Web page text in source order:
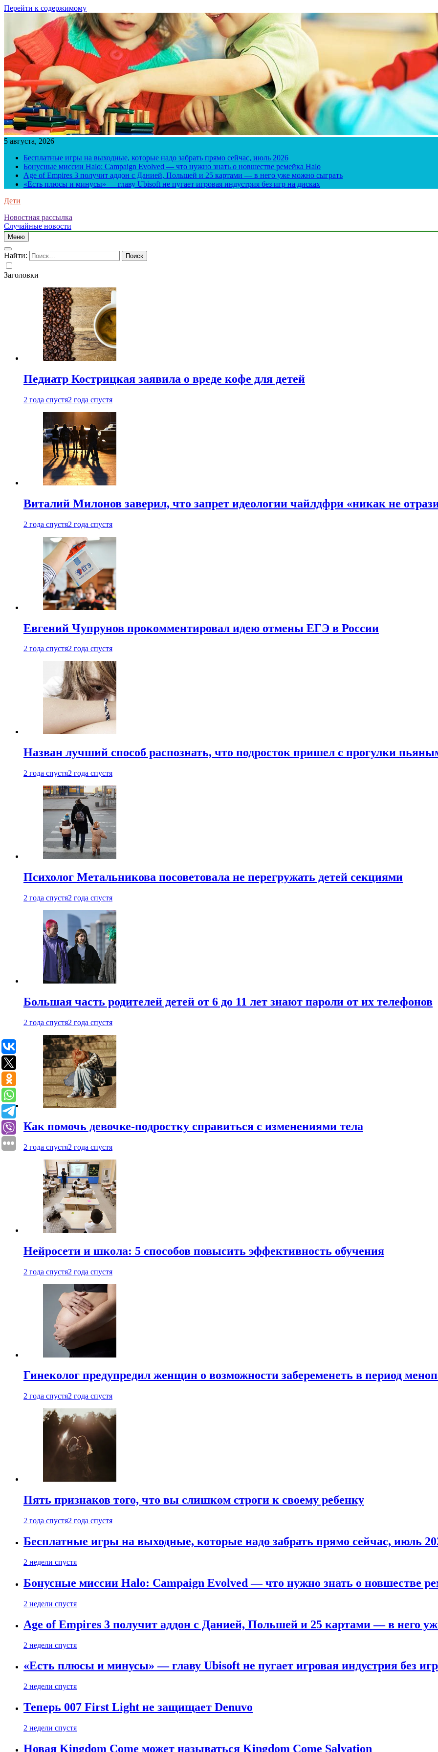
Перейти к содержимому
5 августа, 2026
Бесплатные игры на выходные, которые надо забрать прямо сейчас, июль 2026
Бонусные миссии Halo: Campaign Evolved — что нужно знать о новшестве ремейка Halo
Age of Empires 3 получит аддон с Данией, Польшей и 25 картами — в него уже можно сыграть
«Есть плюсы и минусы» — главу Ubisoft не пугает игровая индустрия без игр на дисках
Дети
Новостная рассылка
Случайные новости
Меню
Найти:
Заголовки
Педиатр Кострицкая заявила о вреде кофе для детей
2 года спустя2 года спустя
Виталий Милонов заверил, что запрет идеологии чайлдфри «никак не
2 года спустя2 года спустя
Евгений Чупрунов прокомментировал идею отмены ЕГЭ в России
2 года спустя2 года спустя
Назван лучший способ распознать, что подросток пришел с прогулки
2 года спустя2 года спустя
Психолог Метальникова посоветовала не перегружать детей секциями
2 года спустя2 года спустя
Большая часть родителей детей от 6 до 11 лет знают пароли от их телефонов
2 года спустя2 года спустя
Как помочь девочке-подростку справиться с изменениями тела
2 года спустя2 года спустя
Нейросети и школа: 5 способов повысить эффективность обучения
2 года спустя2 года спустя
Гинеколог предупредил женщин о возможности забеременеть в период
2 года спустя2 года спустя
Пять признаков того, что вы слишком строги к своему ребенку
2 года спустя2 года спустя
Бесплатные игры на выходные, которые надо забрать прямо сейчас, июль
2 недели спустя
Бонусные миссии Halo: Campaign Evolved — что нужно знать о новшестве
2 недели спустя
Age of Empires 3 получит аддон с Данией, Польшей и 25 картами — в него
2 недели спустя
«Есть плюсы и минусы» — главу Ubisoft не пугает игровая индустрия без
2 недели спустя
Теперь 007 First Light не защищает Denuvo
2 недели спустя
Новая Kingdom Come может называться Kingdom Come Salvation